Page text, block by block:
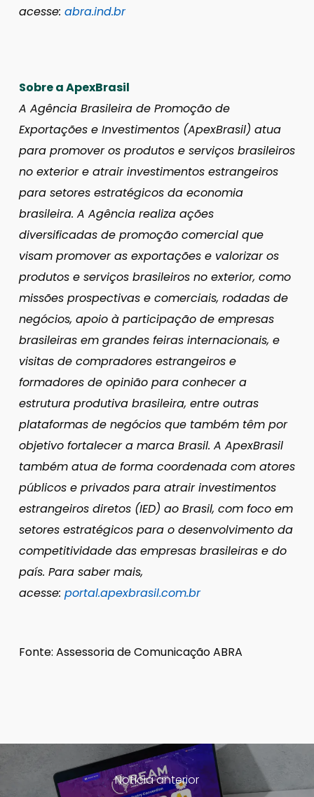
acesse: abra.ind.br
Sobre a ApexBrasil
A Agência Brasileira de Promoção de
Exportações e Investimentos (ApexBrasil) atua
para promover os produtos e serviços brasileiros
no exterior e atrair investimentos estrangeiros
para setores estratégicos da economia
brasileira. A Agência realiza ações
diversificadas de promoção comercial que
visam promover as exportações e valorizar os
produtos e serviços brasileiros no exterior, como
missões prospectivas e comerciais, rodadas de
negócios, apoio à participação de empresas
brasileiras em grandes feiras internacionais, e
visitas de compradores estrangeiros e
formadores de opinião para conhecer a
estrutura produtiva brasileira, entre outras
plataformas de negócios que também têm por
objetivo fortalecer a marca Brasil. A ApexBrasil
também atua de forma coordenada com atores
públicos e privados para atrair investimentos
estrangeiros diretos (IED) ao Brasil, com foco em
setores estratégicos para o desenvolvimento da
competitividade das empresas brasileiras e do
país. Para saber mais,
acesse: portal.apexbrasil.com.br
Fonte: Assessoria de Comunicação ABRA
Notícia anterior